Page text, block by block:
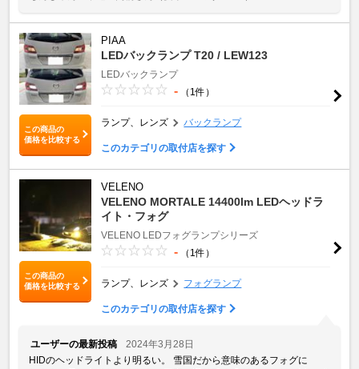
この商品の
価格を比較する
PIAA
LEDバックランプ T20 / LEW123
LEDバックランプ
- （1件）
ランプ、レンズ バックランプ
このカテゴリの取付店を探す
この商品の
価格を比較する
VELENO
VELENO MORTALE 14400lm LEDヘッドラ
イト・フォグ
VELENO LEDフォグランプシリーズ
- （1件）
ランプ、レンズ フォグランプ
このカテゴリの取付店を探す
ユーザーの最新投稿
2024年3月28日
HIDのヘッドライトより明るい。 雪国だから意味のあるフォグに